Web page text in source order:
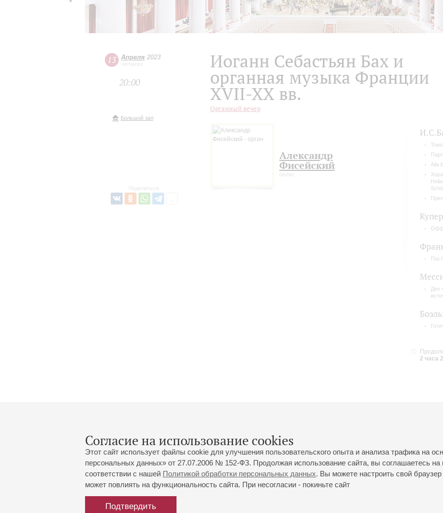
Согласие на использование cookies
Этот сайт использует файлы cookie для улучшения пользовательского опыта и анализа трафика на
персональных данных» от 27.07.2006 № 152-ФЗ. Продолжая использование сайта, вы соглашаетесь
соответствии с нашей Политикой обработки персональных данных. Вы можете настроить свой
может повлиять на функциональность сайта. При несогласии - покиньте сайт
Подтвердить
13 Апреля 2023
четверг
20:00
Большой зал
Поделиться:
Иоганн Себастьян Бах и
органная музыка Франции
XVII-XX вв.
Органный вечер
Александр
Фисейский
орган
Alla
Две
2 часа
Большой зал:
191186, Санкт-Петербург, Михайловская ул., 2